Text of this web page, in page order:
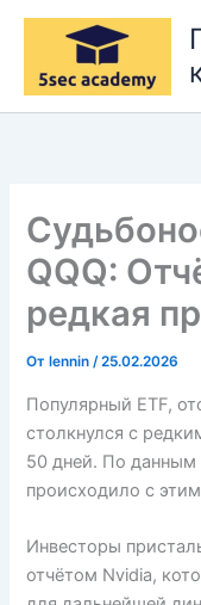
Перейти
содержимому
QQQ:
редкая
От lennin/25.02.2026
Популярный ETF,
столкнулся с
50 дней. По данным
происходило с
Инвесторы
отчётом Nvidia,